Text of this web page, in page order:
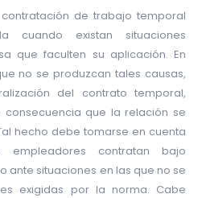
de trabajo temporal
cuando existan situaciones
que faculten su aplicación. En
no se produzcan tales causas,
del contrato temporal,
que la relación se
hecho debe tomarse en cuenta
contratan bajo
ante situaciones en las que no se
exigidas por la norma. Cabe